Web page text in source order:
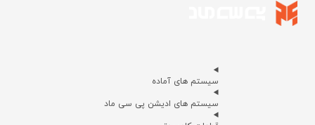
سیستم های آماده
سیستم های ادیشن پی سی ماد